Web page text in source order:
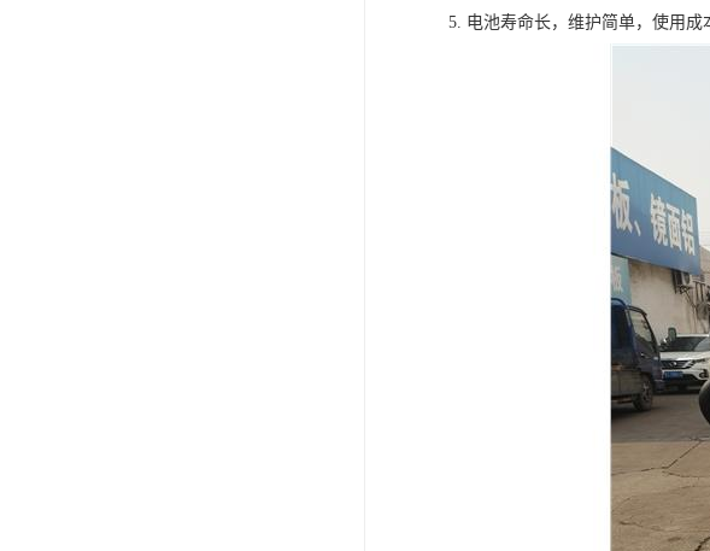
5. 电池寿命长，维护简单，使用成